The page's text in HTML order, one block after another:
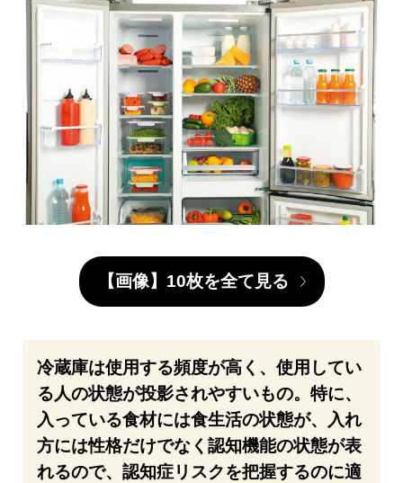
【画像】10枚を全て見る
冷蔵庫は使用する頻度が高く、使用してい
る人の状態が投影されやすいもの。特に、
入っている食材には食生活の状態が、入れ
方には性格だけでなく認知機能の状態が表
れるので、認知症リスクを把握するのに適